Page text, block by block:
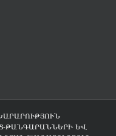
ԹԱՆԳԱՐԱՆՆԵՐԻ ԵՎ